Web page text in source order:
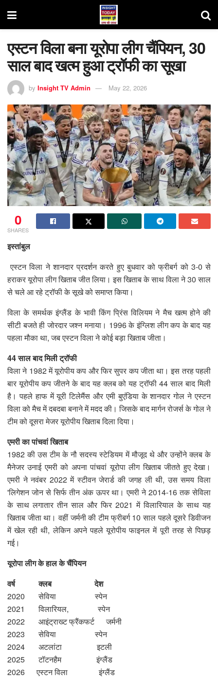
एस्टन विला बना यूरोपा लीग चैंपियन, 30
साल बाद खत्म हुआ ट्रॉफी का सूखा
by Insight TV Admin May 22, 2026
0
SHARES
इस्तांबुल
एस्टन विला ने शानदार प्रदर्शन करते हुए बुधवार को फ्रीबर्ग को 3-0 से
हराकर यूरोपा लीग खिताब जीत लिया। इस खिताब के साथ विला ने 30 साल
से चले आ रहे ट्रॉफी के सूखे को समाप्त किया।
विला के समर्थक इंग्लैंड के भावी किंग प्रिंस विलियम ने मैच खत्म होने की
सीटी बजते ही जोरदार जश्न मनाया। 1996 के इंग्लिश लीग कप के बाद यह
पहला मौका था, जब एस्टन विला ने कोई बड़ा खिताब जीता।
44 साल बाद मिली ट्रॉफी
विला ने 1982 में यूरोपीय कप और फिर सुपर कप जीता था। इस तरह पहली
बार यूरोपीय कप जीतने के बाद यह क्लब को यह ट्रॉफी 44 साल बाद मिली
है। पहले हाफ में यूरी टिलेमैंस और एमी बुएंडिया के शानदार गोल ने एस्टन
विला को मैच में दबदबा बनाने में मदद की। जिसके बाद मार्गन रोजर्स के गोल ने
टीम को दूसरा मेजर यूरोपीय खिताब दिला दिया।
एमरी का पांचवां खिताब
1982 की उस टीम के नौ सदस्य स्टेडियम में मौजूद थे और उन्होंने क्लब के
मैनेजर उनाई एमरी को अपना पांचवां यूरोपा लीग खिताब जीतते हुए देखा।
एमरी ने नवंबर 2022 में स्टीवन जेरार्ड की जगह ली थी, उस समय विला
'लिगेशन जोन से सिर्फ तीन अंक ऊपर था। एमरी ने 2014-16 तक सेविला
के साथ लगातार तीन साल और फिर 2021 में विलारियाल के साथ यह
खिताब जीता था। वहीं जर्मनी की टीम फ्रीबर्ग 10 साल पहले दूसरे डिवीजन
में खेल रही थी, लेकिन अपने पहले यूरोपीय फाइनल में पूरी तरह से पिछड़
गई।
यूरोपा लीग के हाल के चैंपियन
वर्ष क्लब देश
2020 सेविया स्पेन
2021 विलारियल, स्पेन
2022 आइंट्राख्ट फ्रैंकफर्ट जर्मनी
2023 सेविया स्पेन
2024 अटलांटा इटली
2025 टॉटनहैम इंग्लैंड
2026 एस्टन विला इंग्लैंड